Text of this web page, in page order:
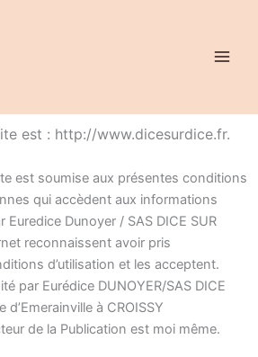
est : http://www.dicesurdice.fr.
est soumise aux présentes conditions
qui accèdent aux informations
Dunoyer / SAS DICE SUR
reconnaissent avoir pris
d’utilisation et les acceptent.
par Eurédice DUNOYER/SAS DICE
d’Emerainville à CROISSY
de la Publication est moi même.